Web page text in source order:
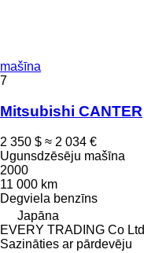
mašīna
7
Mitsubishi CANTER
2 350 $ ≈ 2 034 €
Ugunsdzēsēju mašīna
2000
11 000 km
Degviela benzīns
Japāna
EVERY TRADING Co Ltd
Sazināties ar pārdevēju